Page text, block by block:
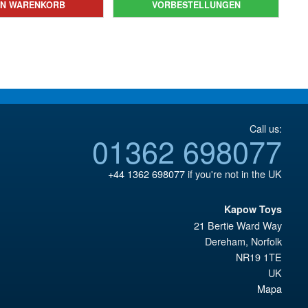
€165.96
ist:
€153.64.
WARENKORB
€73.75
ist:
VORBESTELLUNGEN
Call us:
01362 698077
+44 1362 698077if you're not in the UK
Kapow Toys
21 Bertie Ward Way
Dereham, Norfolk
NR19 1TE
UK
Mapa